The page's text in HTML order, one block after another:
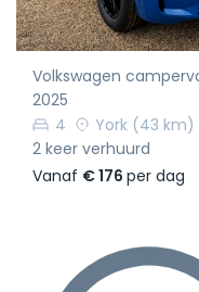
Volkswagen
2025
4
York (43 km)
2 keer verhuurd
Vanaf € 176 per dag